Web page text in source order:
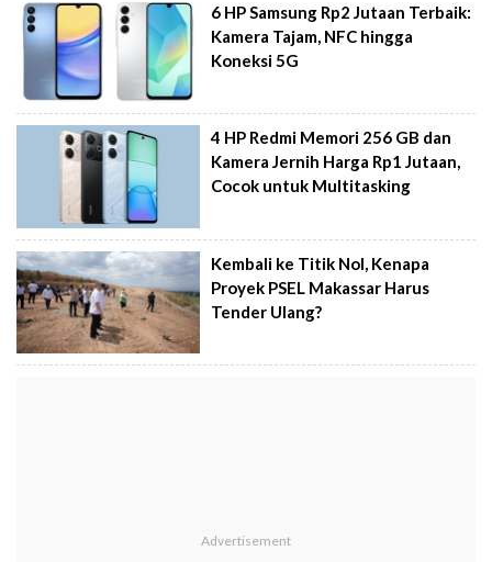
6 HP Samsung Rp2 Jutaan Terbaik:
Kamera Tajam, NFC hingga
Koneksi 5G
4 HP Redmi Memori 256 GB dan
Kamera Jernih Harga Rp1 Jutaan,
Cocok untuk Multitasking
Kembali ke Titik Nol, Kenapa
Proyek PSEL Makassar Harus
Tender Ulang?